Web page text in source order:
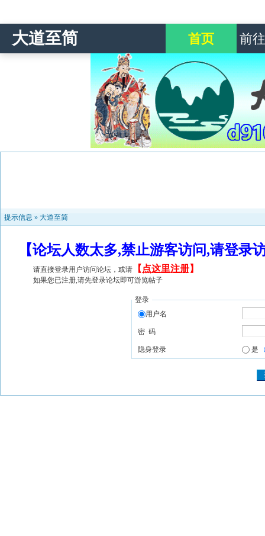
大道至简 首页 前
提示信息 » 大道至简
【论坛人数太多,禁止游客访问,请登
请直接登录用户访问论坛，或请 【 点这里注册】
如果您已注册,请先登录论坛即可游览帖子
登录
用户名
密 码
隐身登录 是